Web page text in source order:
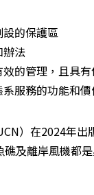
的保護區
辦法
的管理，且具
服務的功能和價
）在2024年出
及離岸風機都